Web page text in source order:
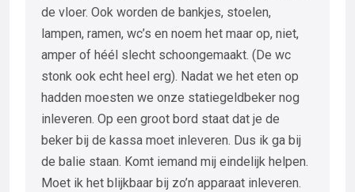
de vloer. Ook worden de bankjes, stoelen,
lampen, ramen, wc’s en noem het maar op, niet,
amper of héél slecht schoongemaakt. (De wc
stonk ook echt heel erg). Nadat we het eten op
hadden moesten we onze statiegeldbeker nog
inleveren. Op een groot bord staat dat je de
beker bij de kassa moet inleveren. Dus ik ga bij
de balie staan. Komt iemand mij eindelijk helpen.
Moet ik het blijkbaar bij zo’n apparaat inleveren.